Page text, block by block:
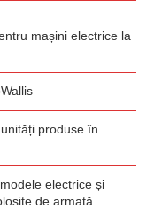
mașini electrice la
produse în
electrice și
de armată